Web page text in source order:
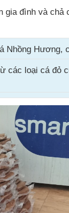
gia đình và
Hương,
các loại cá đỏ